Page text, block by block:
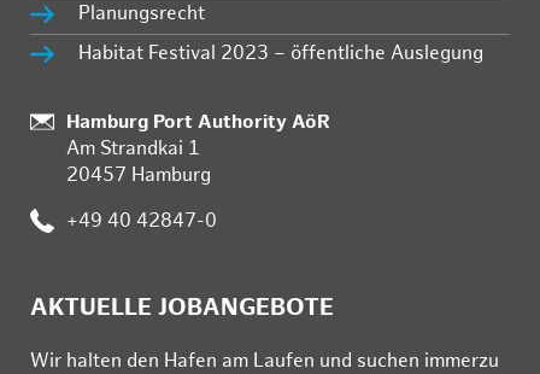
Planungsrecht
Habitat Festival 2023 – öffentliche Auslegung
:
Hamburg Port Authority AöR
Am Strandkai 1
20457 Hamburg
: +49 40 42847-0
AKTUELLE JOBANGEBOTE
Wir hal­ten den Ha­fen am Lau­fen und su­chen im­mer­zu